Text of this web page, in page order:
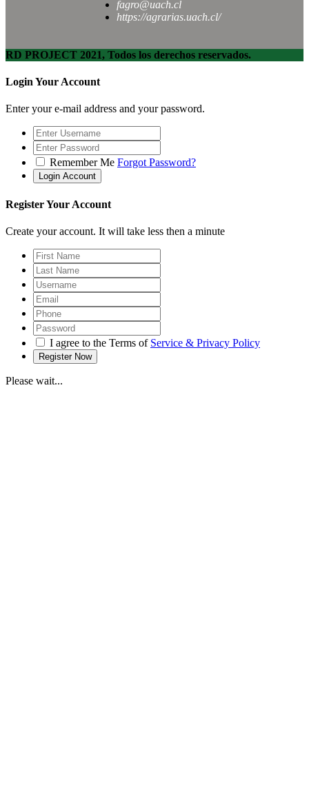
fagro@uach.cl
https://agrarias.uach.cl/
RD PROJECT 2021, Todos los derechos reservados.
Login Your Account
Enter your e-mail address and your password.
Remember Me Forgot Password?
Register Your Account
Create your account. It will take less then a minute
I agree to the Terms of Service & Privacy Policy
Please wait...